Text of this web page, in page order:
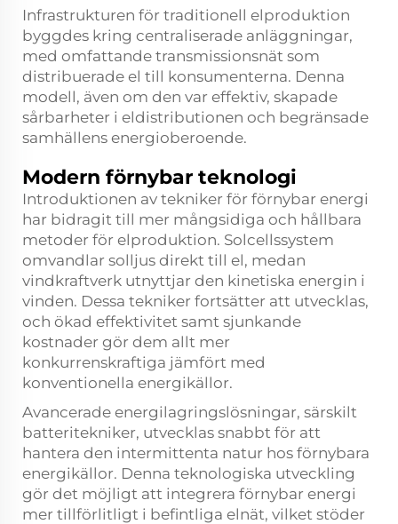
Infrastrukturen för traditionell elproduktion
byggdes kring centraliserade anläggningar,
med omfattande transmissionsnät som
distribuerade el till konsumenterna. Denna
modell, även om den var effektiv, skapade
sårbarheter i eldistributionen och begränsade
samhällens energioberoende.
Modern förnybar teknologi
Introduktionen av tekniker för förnybar energi
har bidragit till mer mångsidiga och hållbara
metoder för elproduktion. Solcellssystem
omvandlar solljus direkt till el, medan
vindkraftverk utnyttjar den kinetiska energin i
vinden. Dessa tekniker fortsätter att utvecklas,
och ökad effektivitet samt sjunkande
kostnader gör dem allt mer
konkurrenskraftiga jämfört med
konventionella energikällor.
Avancerade energilagringslösningar, särskilt
batteritekniker, utvecklas snabbt för att
hantera den intermittenta natur hos förnybara
energikällor. Denna teknologiska utveckling
gör det möjligt att integrera förnybar energi
mer tillförlitligt i befintliga elnät, vilket stöder